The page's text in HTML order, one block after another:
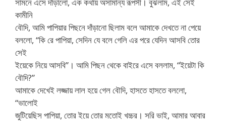
কামীনি
বৌদি, আমি পাপিয়ার পিছনে দাঁড়ানো ছিলাম বলে আমাকে দেখতে না পেয়ে
বললো, “কি রে পাপিয়া, সেদিন যে বলে গেলি এর পরে যেদিন আসবি তোর
সেই
ইয়েকে নিয়ে আসবি”। আমি পিছন থেকে বাইরে এসে বললাম, “ইয়েটা কি
বৌদি?”
আমাকে দেখেই লজ্জায় লাল হয়ে গেল বৌদি, হাসতে হাসতে বললো,
“ভালোই
জুটিয়েছিস পাপিয়া, তোর ইয়ে তোর মতোই খচ্চর। সরি ভাই, আমার আবার